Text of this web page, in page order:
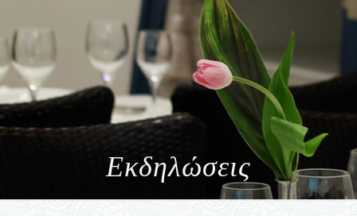
Εκδηλώσεις